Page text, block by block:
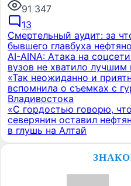
91 347
13
Смертельный аудит: за
бывшего главбуха
AI-AINA: Атака на
вузов не хватило лучшим
«Так неожиданно и
вспомнила о съемках с
Владивостока
«С гордостью говорю,
северянин оставил
в глушь на Алтай